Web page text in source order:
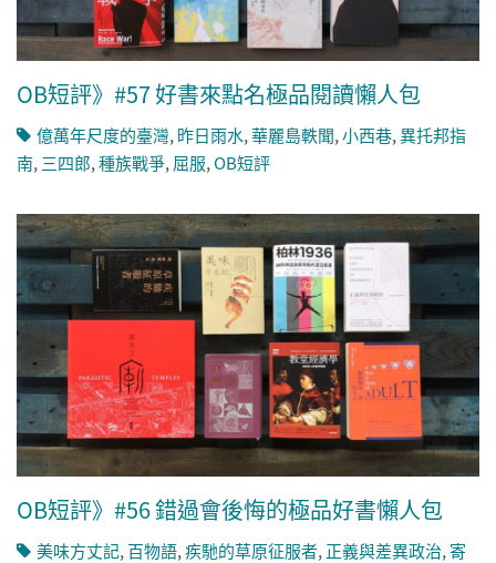
OB短評》#57 好書來點名極品閱讀懶人包
億萬年尺度的臺灣, 昨日雨水,華麗島軼聞,小西巷,異托邦指
南, 三四郎,種族戰爭, 屈服,OB短評
OB短評》#56 錯過會後悔的極品好書懶人包
美味方丈記, 百物語,疾馳的草原征服者, 正義與差異政治,寄